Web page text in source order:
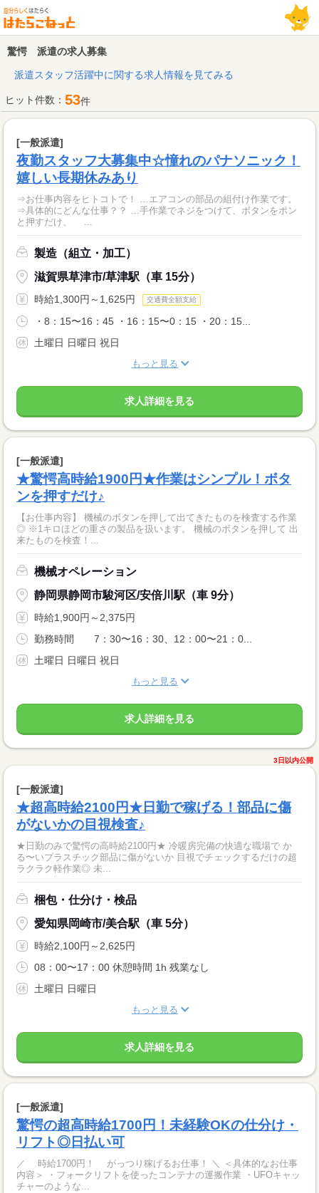
驚愕 派遣の求人募集
派遣スタッフ活躍中に関する求人情報を見てみる
ヒット件数： 53件
[一般派遣]
夜勤スタッフ大募集中☆憧れのパナソニック！
嬉しい長期休みあり
⇒お仕事内容をヒトコトで！ …エアコンの部品の組付け作業です。
⇒具体的にどんな仕事？？ …手作業でネジをつけて、ボタンをポン
と押すだけ、 ...
製造（組立・加工）
滋賀県草津市/草津駅（車 15分）
時給1,300円～1,625円 交通費全額支給
・8：15〜16：45 ・16：15〜0：15 ・20：15...
土曜日 日曜日 祝日
もっと見る
求人詳細を見る
[一般派遣]
★驚愕高時給1900円★作業はシンプル！ボタ
ンを押すだけ♪
【お仕事内容】 機械のボタンを押して出てきたものを検査する作業
◎ ※1キロほどの重さの製品を扱います。 機械のボタンを押して 出
来たものを検査！...
機械オペレーション
静岡県静岡市駿河区/安倍川駅（車 9分）
時給1,900円～2,375円
勤務時間 7：30〜16：30、12：00〜21：0...
土曜日 日曜日 祝日
もっと見る
求人詳細を見る
3日以内公開
[一般派遣]
★超高時給2100円★日勤で稼げる！部品に傷
がないかの目視検査♪
★日勤のみで驚愕の高時給2100円★ 冷暖房完備の快適な職場で か
る〜いプラスチック部品に傷がないか 目視でチェックするだけの超
ラクラク軽作業◎ 未...
梱包・仕分け・検品
愛知県岡崎市/美合駅（車 5分）
時給2,100円～2,625円
08：00〜17：00 休憩時間 1h 残業なし
土曜日 日曜日
もっと見る
求人詳細を見る
[一般派遣]
驚愕の超高時給1700円！未経験OKの仕分け・
リフト◎日払い可
／ 時給1700円！ がっつり稼げるお仕事！ ＼ ＜具体的なお仕事
内容＞ ・フォークリフトを使ったコンテナの運搬作業 ・UFOキャッ
チャーのような...